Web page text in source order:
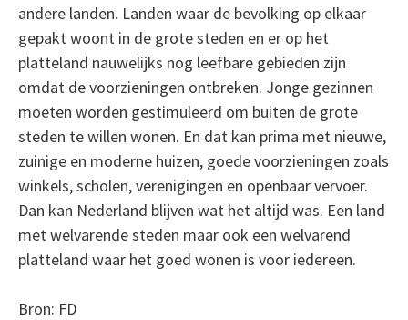
andere landen. Landen waar de bevolking op elkaar
gepakt woont in de grote steden en er op het
platteland nauwelijks nog leefbare gebieden zijn
omdat de voorzieningen ontbreken. Jonge gezinnen
moeten worden gestimuleerd om buiten de grote
steden te willen wonen. En dat kan prima met nieuwe,
zuinige en moderne huizen, goede voorzieningen zoals
winkels, scholen, verenigingen en openbaar vervoer.
Dan kan Nederland blijven wat het altijd was. Een land
met welvarende steden maar ook een welvarend
platteland waar het goed wonen is voor iedereen.
Bron: FD